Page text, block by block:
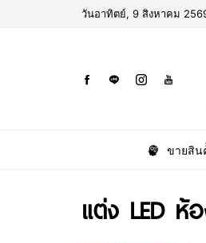
วันอาทิตย์, 9 สิงหาคม
ขายสิน
แต่ง LED ห้